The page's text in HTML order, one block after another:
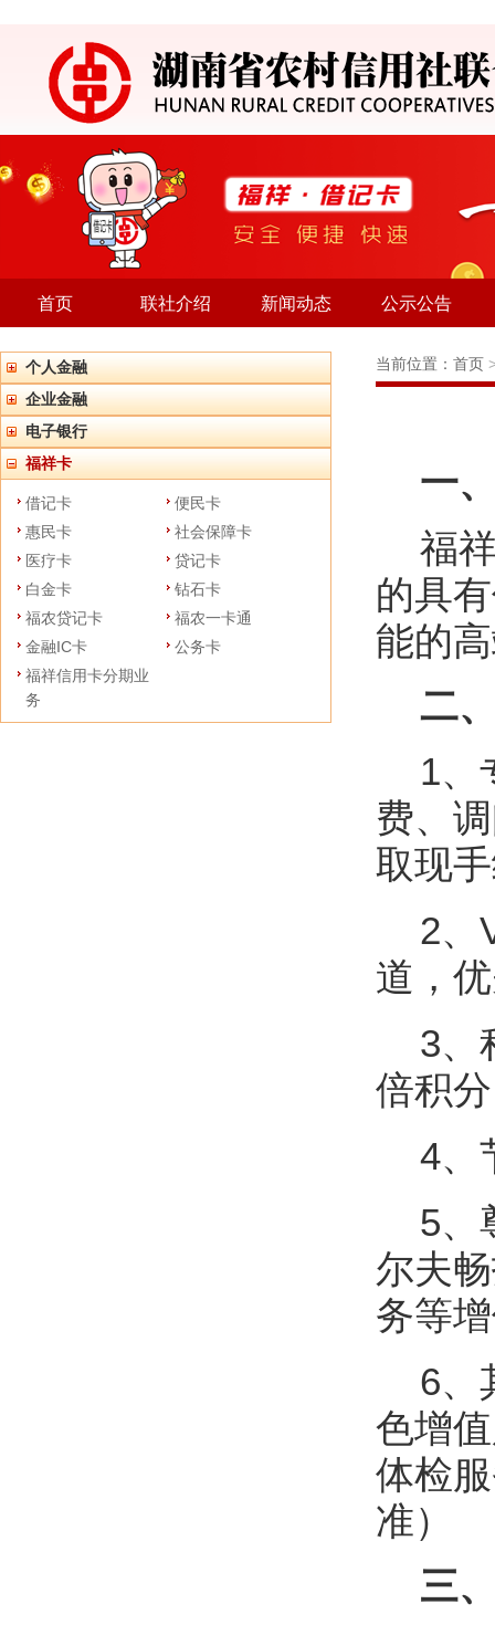
首页 联社介绍 新闻动态 公示公告
个人金融
企业金融
电子银行
福祥卡
借记卡
便民卡
惠民卡
社会保障卡
医疗卡
贷记卡
白金卡
钻石卡
福农贷记卡
福农一卡通
金融IC卡
公务卡
福祥信用卡分期业
务
当前位置： 首页
一、
福祥
的具
能的
二、
1、
费、
取现
2、
道，
3、
倍积
4、
5、
尔夫
务等
6、
色增
体检
准）
三、